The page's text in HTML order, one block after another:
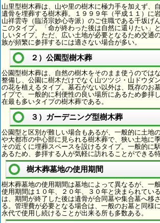
山里型樹木葬は、山や里の樹木に極力手を加えず、
遺骨を埋葬する樹木葬。１９９９年（平成１１）に
山祥雲寺（臨済宗妙心寺派）のご住職である千坂げ
このタイプ。「命が終わった後は自然に還りたい」
しいタイプ。ただ、広い土地が必要となるため交通
族が頻繁に参拝するには適さない場合が多い。
２）公園型樹木葬
公園型樹木葬は、自然の樹木をそのまま使うのでは
整備し、公園に樹木だけでなく山ツツジ・山ドウダ
の花を植えるタイプ。墓石がない以外は、既存のお
イプで、一般的に利便性の良い場所にあるため参拝
在最も多いタイプの樹木葬である。
３）ガーデニング型樹木葬
公園型と区別が難しい場合もあるが、一般的に土地
や大都市の中心部に見られる樹木葬で、狭い土地に
その近くに埋葬スペースを設けるタイプ。一般的に
あるため、参拝する人が気軽に訪れることができる特
樹木葬墓地の使用期間
樹木葬墓地の使用期間は墓地によって異なるが、一
使用期間は１０年、２０年、３０年と決まられてい
は、期間が終了した後は遺骨が合同墓や集合墓へ移
る。管理費が必要となる場合は、一般のお墓と同様
永代で使用し続けることが出来る所も多数ある。